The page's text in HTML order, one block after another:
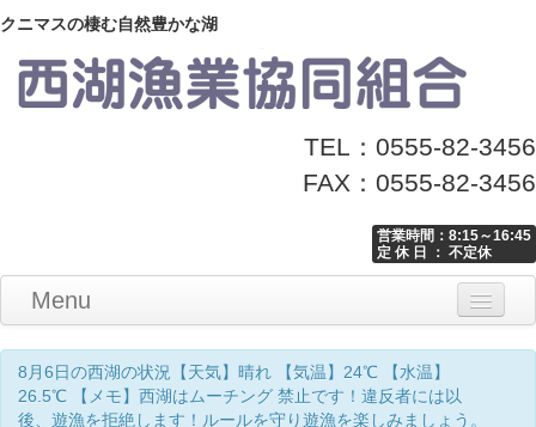
クニマスの棲む自然豊かな湖
TEL：0555-82-3456
FAX：0555-82-3456
営業時間：8:15～16:45
定 休 日 ： 不定休
Menu
Home
釣り情報
マナーとお願い
クニマス展示館
漁協からのお知らせ
お問い合わせ
8月6日の西湖の状況【天気】晴れ 【気温】24℃ 【水温】
26.5℃ 【メモ】西湖はムーチング 禁止です！違反者には以
後、遊漁を拒絶します！ルールを守り遊漁を楽しみましょう。